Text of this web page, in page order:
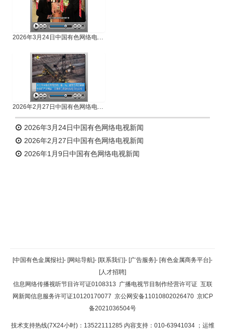
2026年3月24日中国有色网络电视新闻
2026年2月27日中国有色网络电视新闻
2026年3月24日中国有色网络电视新闻
2026年2月27日中国有色网络电视新闻
2026年1月9日中国有色网络电视新闻
返回顶部
返回首页
[中国有色金属报社]- [网站导航]- [联系我们]- [广告服务]- [有色金属商务平台]-
[人才招聘]
信息网络传播视听节目许可证0108313 广播电视节目制作经营许可证 互联
网新闻信息服务许可证10120170077 京公网安备11010802026470 京ICP
备2021036504号
技术支持热线(7X24小时)：13522111285 内容支持：010-63941034 ；运维